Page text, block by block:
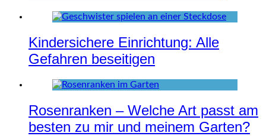
Kindersichere Einrichtung: Alle
Gefahren beseitigen
Rosenranken – Welche Art passt am
besten zu mir und meinem Garten?